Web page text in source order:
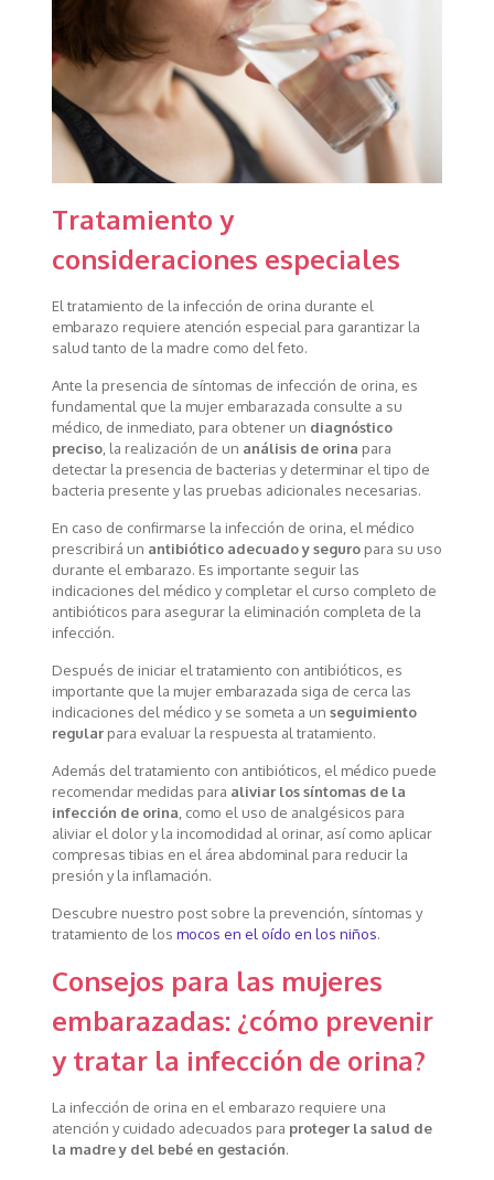
Tratamiento y
consideraciones especiales
El tratamiento de la infección de orina durante el
embarazo requiere atención especial para garantizar la
salud tanto de la madre como del feto.
Ante la presencia de síntomas de infección de orina, es
fundamental que la mujer embarazada consulte a su
médico, de inmediato, para obtener un diagnóstico
preciso, la realización de un análisis de orina para
detectar la presencia de bacterias y determinar el tipo de
bacteria presente y las pruebas adicionales necesarias.
En caso de confirmarse la infección de orina, el médico
prescribirá un antibiótico adecuado y seguropara su uso
durante el embarazo. Es importante seguir las
indicaciones del médico y completar el curso completo de
antibióticos para asegurar la eliminación completa de la
infección.
Después de iniciar el tratamiento con antibióticos, es
importante que la mujer embarazada siga de cerca las
indicaciones del médico y se someta a un seguimiento
regularpara evaluar la respuesta al tratamiento.
Además del tratamiento con antibióticos, el médico puede
recomendar medidas para aliviar los síntomas de la
infección de orina , como el uso de analgésicos para
aliviar el dolor y la incomodidad al orinar, así como aplicar
compresas tibias en el área abdominal para reducir la
presión y la inflamación.
Descubre nuestro post sobre la prevención, síntomas y
tratamiento de los mocos en el oído en los niños.
Consejos para las mujeres
embarazadas: ¿cómo prevenir
y tratar la infección de orina?
La infección de orina en el embarazo requiere una
atención y cuidado adecuados para proteger la salud de
la madre y del bebé en gestación.